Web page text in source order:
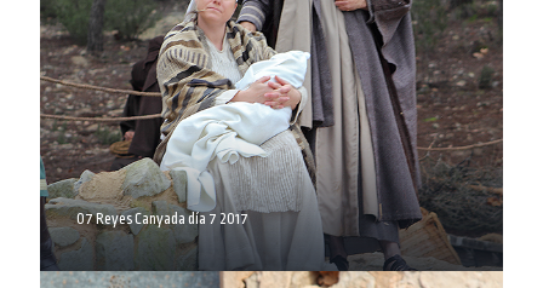
07 Reyes Canyada día 7 2017